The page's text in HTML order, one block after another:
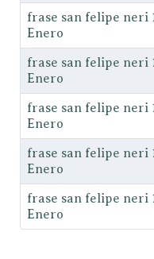
frase san felipe neri
Enero
frase san felipe neri
Enero
frase san felipe neri
Enero
frase san felipe neri
Enero
frase san felipe neri
Enero